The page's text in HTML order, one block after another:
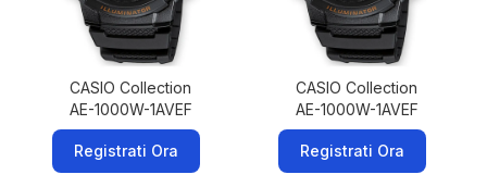
CASIO Collection
AE-1000W-1AVEF
Registrati Ora
CASIO Collection
AE-1000W-1AVEF
Registrati Ora